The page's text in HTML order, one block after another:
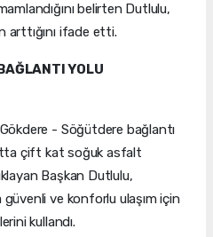
belirten Dutlulu,
arttığını ifade etti.
YOLU
- Söğütdere bağlantı
çift kat soğuk asfalt
Başkan Dutlulu,
güvenli ve konforlu ulaşım için
kullandı.